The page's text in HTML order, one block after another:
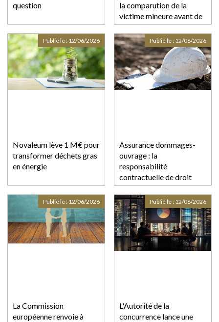
question
la comparution de la
victime mineure avant de
la dispenser d’audience !
Novaleum lève 1 M€ pour
transformer déchets gras
en énergie
Publié le : 12/06/2026
Assurance dommages-
ouvrage : la
responsabilité
contractuelle de droit
commun écartée
Publié le : 12/06/2026
La Commission
européenne renvoie à
Publié le : 12/06/2026
L'Autorité de la
concurrence lance une
Publié le : 12/06/2026